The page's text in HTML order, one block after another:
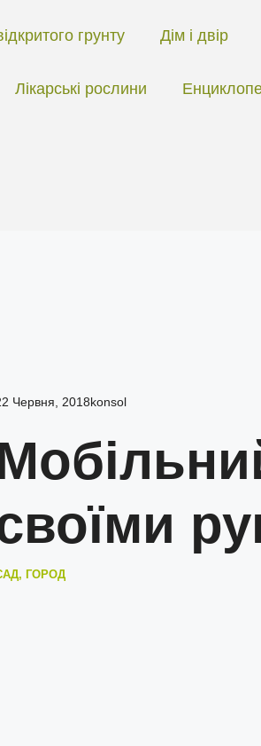
грунту Дім і двір
Лікарські рослини
Червня, 2018konsol
ГОРОД